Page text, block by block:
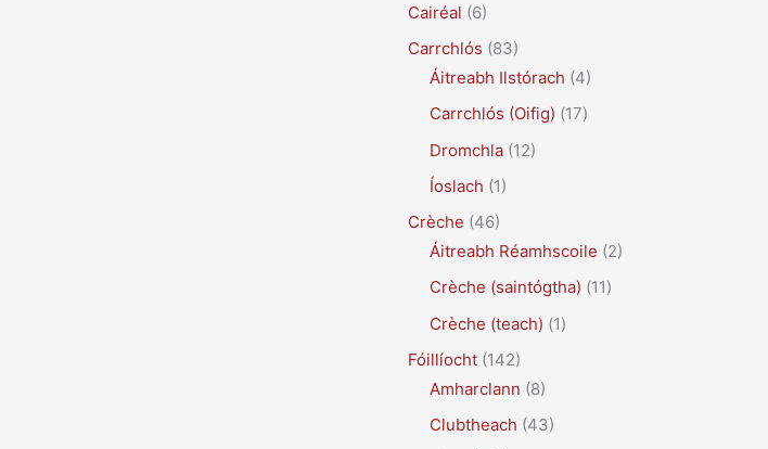
Cairéal (6)
Carrchlós (83)
Áitreabh Ilstórach (4)
Carrchlós (Oifig) (17)
Dromchla (12)
Íoslach (1)
Crèche (46)
Áitreabh Réamhscoile (2)
Crèche (saintógtha) (11)
Crèche (teach) (1)
Fóillíocht (142)
Amharclann (8)
Clubtheach (43)